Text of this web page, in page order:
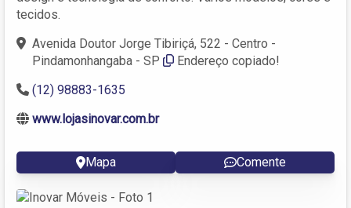
tecidos.
Avenida Doutor Jorge Tibiriçá, 522 - Centro -
Pindamonhangaba - SP
Endereço copiado!
(12) 98883-1635
www.lojasinovar.com.br
Mapa Comente